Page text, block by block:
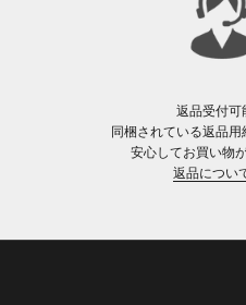
返品受付可
同梱されている返品
安心してお買い物
返品につ